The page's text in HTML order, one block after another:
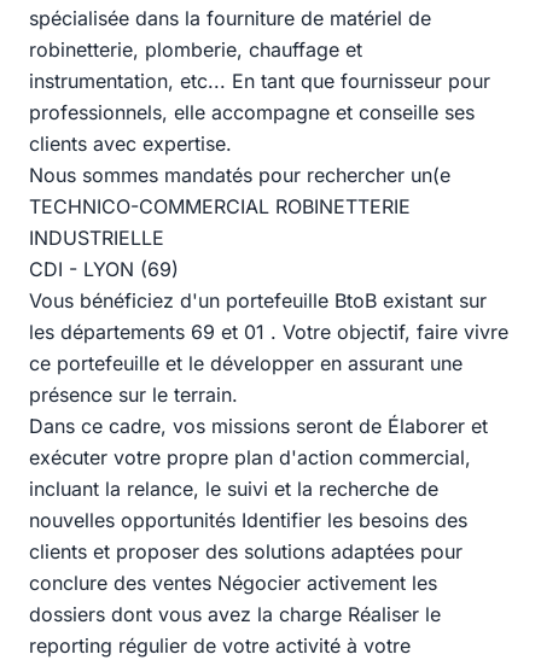
spécialisée dans la fourniture de matériel de
robinetterie, plomberie, chauffage et
instrumentation, etc... En tant que fournisseur pour
professionnels, elle accompagne et conseille ses
clients avec expertise.
Nous sommes mandatés pour rechercher un(e
TECHNICO-COMMERCIAL ROBINETTERIE
INDUSTRIELLE
CDI - LYON (69)
Vous bénéficiez d'un portefeuille BtoB existant sur
les départements 69 et 01 . Votre objectif, faire vivre
ce portefeuille et le développer en assurant une
présence sur le terrain.
Dans ce cadre, vos missions seront de Élaborer et
exécuter votre propre plan d'action commercial,
incluant la relance, le suivi et la recherche de
nouvelles opportunités Identifier les besoins des
clients et proposer des solutions adaptées pour
conclure des ventes Négocier activement les
dossiers dont vous avez la charge Réaliser le
reporting régulier de votre activité à votre